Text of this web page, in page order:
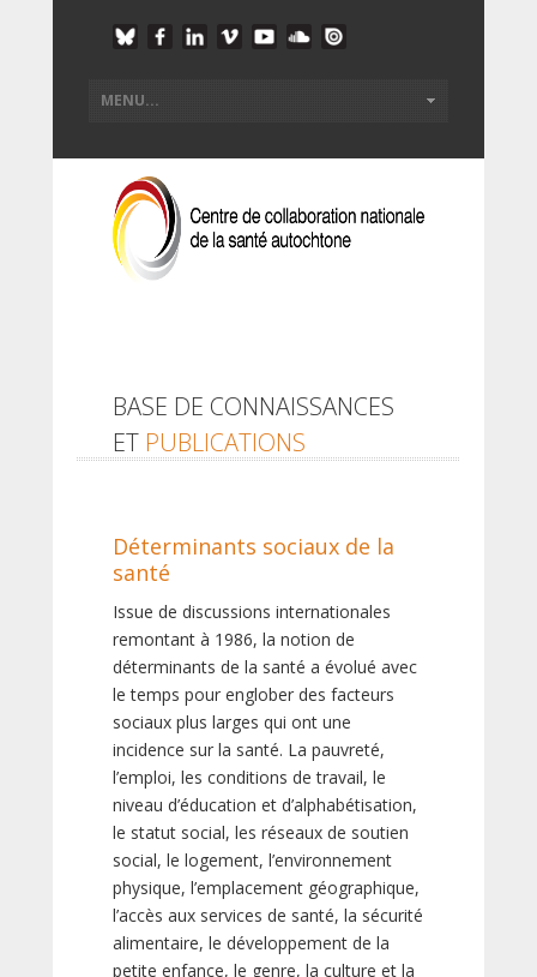
BASE DE CONNAISSANCES
ET PUBLICATIONS
Déterminants sociaux de la
santé
Issue de discussions internationales
remontant à 1986, la notion de
déterminants de la santé a évolué avec
le temps pour englober des facteurs
sociaux plus larges qui ont une
incidence sur la santé. La pauvreté,
l’emploi, les conditions de travail, le
niveau d’éducation et d’alphabétisation,
le statut social, les réseaux de soutien
social, le logement, l’environnement
physique, l’emplacement géographique,
l’accès aux services de santé, la sécurité
alimentaire, le développement de la
petite enfance, le genre, la culture et la